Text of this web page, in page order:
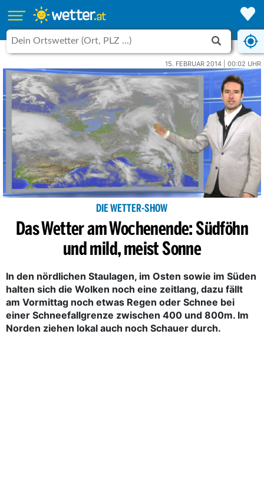
15. FEBRUAR 2014 | 00:02 UHR
DIE WETTER-SHOW
Das Wetter am Wochenende: Südföhn
und mild, meist Sonne
In den nördlichen Staulagen, im Osten sowie im Süden
halten sich die Wolken noch eine zeitlang, dazu fällt
am Vormittag noch etwas Regen oder Schnee bei
einer Schneefallgrenze zwischen 400 und 800m. Im
Norden ziehen lokal auch noch Schauer durch.